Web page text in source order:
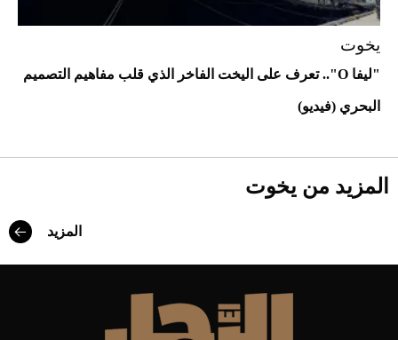
أحذية Mary Jane: ترف وأناقة للرجال
يخوت
"ليفا O".. تعرف على اليخت الفاخر الذي قلب مفاهيم التصميم
البحري (فيديو)
المزيد من يخوت
المزيد